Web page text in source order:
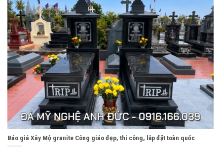
Báo giá Xây Mộ granite Công giáo đẹp, thi công, lắp đặt toàn quốc